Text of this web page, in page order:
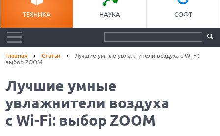
ТЕХНИКА НАУКА СОФТ
Главная Статьи
Лучшие умные увлажнители воздуха с Wi-Fi:
выбор ZOOM
Лучшие умные
увлажнители воздуха
с Wi-Fi: выбор ZOOM